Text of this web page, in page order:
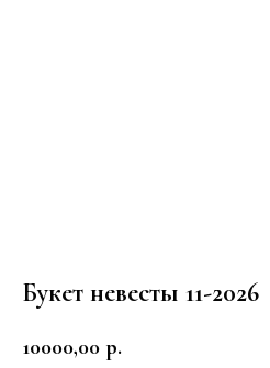
Букет невесты 11-2026
10000,00 р.